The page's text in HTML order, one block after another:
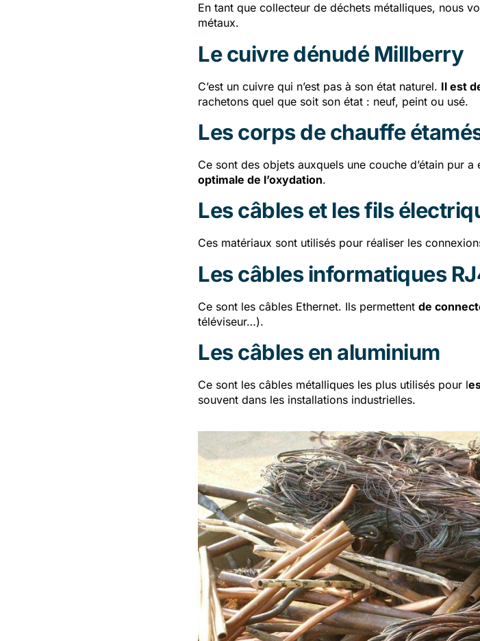
En tant que collecteur de déchets métalliques, nous
métaux.
Le cuivre dénudé Millberry
C’est un cuivre qui n’est pas à son état naturel. Il est
rachetons quel que soit son état : neuf, peint ou usé.
Les corps de chauffe
Ce sont des objets auxquels une couche d’étain pur
optimale de l’oxydation.
Les câbles et les fils
Ces matériaux sont utilisés pour réaliser les
Les câbles informatiques
Ce sont les câbles Ethernet. Ils permettent de
téléviseur…).
Les câbles en aluminium
Ce sont les câbles métalliques les plus utilisés pour l
souvent dans les installations industrielles.